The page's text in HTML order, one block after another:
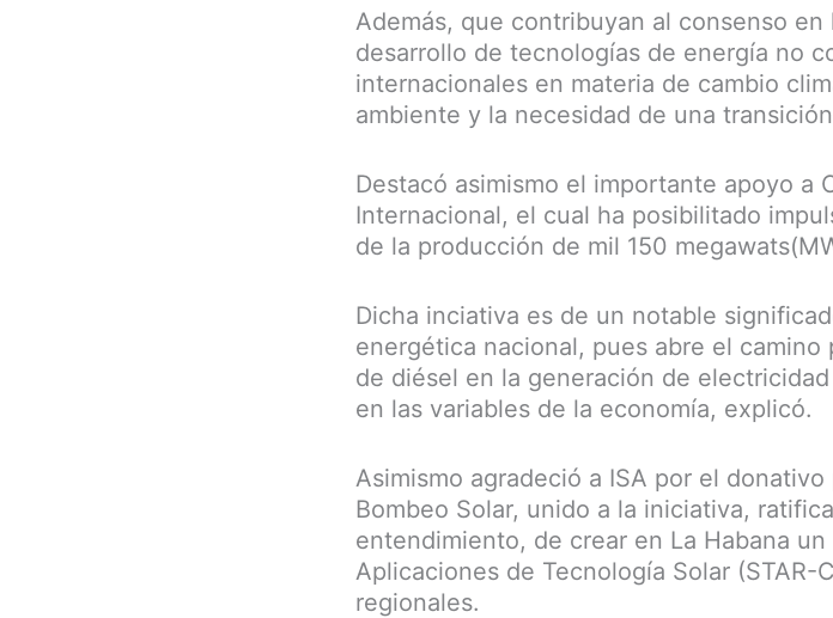
Además, que contribuyan al consenso
desarrollo de tecnologías de energía no
internacionales en materia de cambio
ambiente y la necesidad de una
Destacó asimismo el importante apoyo a
Internacional, el cual ha posibilitado
de la producción de mil 150
Dicha inciativa es de un notable
energética nacional, pues abre el
de diésel en la generación de
en las variables de la economía, explicó.
Asimismo agradeció a ISA por el
Bombeo Solar, unido a la iniciativa,
entendimiento, de crear en La Habana
Aplicaciones de Tecnología Solar
regionales.